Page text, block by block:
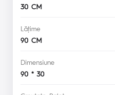
30 CM
Lăţime
90 CM
Dimensiune
90 * 30